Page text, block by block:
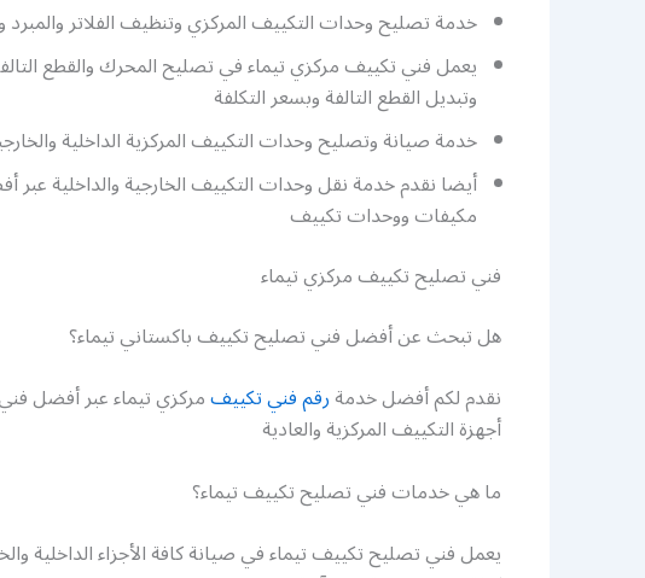
خدمة تصليح وحدات التكييف المركزي وتنظيف الفلاتر والمبرد
يعمل فني تكييف مركزي تيماء في تصليح المحرك والقطع
وتبديل القطع التالفة وبسعر التكلفة
خدمة صيانة وتصليح وحدات التكييف المركزية الداخلية
أيضا نقدم خدمة نقل وحدات التكييف الخارجية والداخلية عبر
مكيفات ووحدات تكييف
فني تصليح تكييف مركزي تيماء
هل تبحث عن أفضل فني تصليح تكييف باكستاني تيماء؟
نقدم لكم أفضل خدمةرقم فني تكييفمركزي تيماء عبر أفضل
أجهزة التكييف المركزية والعادية
ما هي خدمات فني تصليح تكييف تيماء؟
يعمل فني تصليح تكييف تيماء في صيانة كافة الأجزاء الداخلية